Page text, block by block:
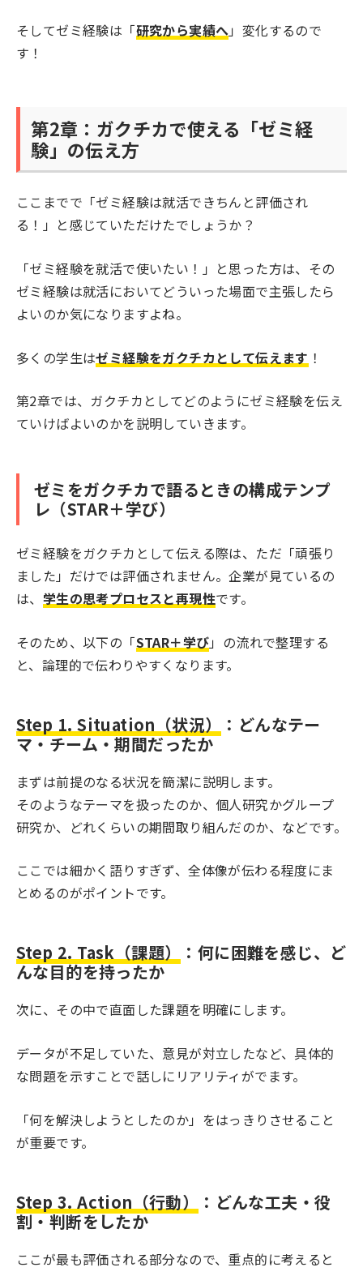
そしてゼミ経験は「研究から実績へ」変化するので
す！
第2章：ガクチカで使える「ゼミ経
験」の伝え方
ここまでで「ゼミ経験は就活できちんと評価され
る！」と感じていただけたでしょうか？
「ゼミ経験を就活で使いたい！」と思った方は、その
ゼミ経験は就活においてどういった場面で主張したら
よいのか気になりますよね。
多くの学生はゼミ経験をガクチカとして伝えます ！
第2章では、ガクチカとしてどのようにゼミ経験を伝え
ていけばよいのかを説明していきます。
ゼミをガクチカで語るときの構成テンプ
レ（STAR＋学び）
ゼミ経験をガクチカとして伝える際は、ただ「頑張り
ました」だけでは評価されません。企業が見ているの
は、 学生の思考プロセスと再現性です。
そのため、以下の「STAR＋学び」の流れで整理する
と、論理的で伝わりやすくなります。
Step 1. Situation（状況）
：どんなテー
マ・チーム・期間だったか
まずは前提のなる状況を簡潔に説明します。
そのようなテーマを扱ったのか、個人研究かグループ
研究か、どれくらいの期間取り組んだのか、などです。
ここでは細かく語りすぎず、全体像が伝わる程度にま
とめるのがポイントです。
Step 2. Task（課題）
：何に困難を感じ、ど
んな目的を持ったか
次に、その中で直面した課題を明確にします。
データが不足していた、意見が対立したなど、具体的
な問題を示すことで話しにリアリティがでます。
「何を解決しようとしたのか」をはっきりさせること
が重要です。
Step 3. Action（行動）
：どんな工夫・役
割・判断をしたか
ここが最も評価される部分なので、重点的に考えると